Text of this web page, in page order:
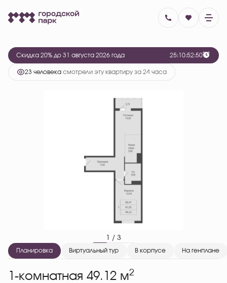
1-комнатная49.12 м 6 815 635 руб.
Ипотека от 27 918 руб.
Скидка 20% до 31 августа 2026 года 25:1 0:52:50
23 человекa смотрели эту квартиру за 24 часа
1 / 3
Планировка Виртуальный тур В корпусе На генплане
1-комнатная 49.12 м2